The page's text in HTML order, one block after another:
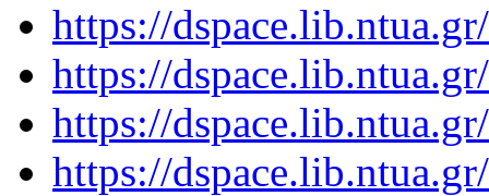
https://
https://
https://
https://